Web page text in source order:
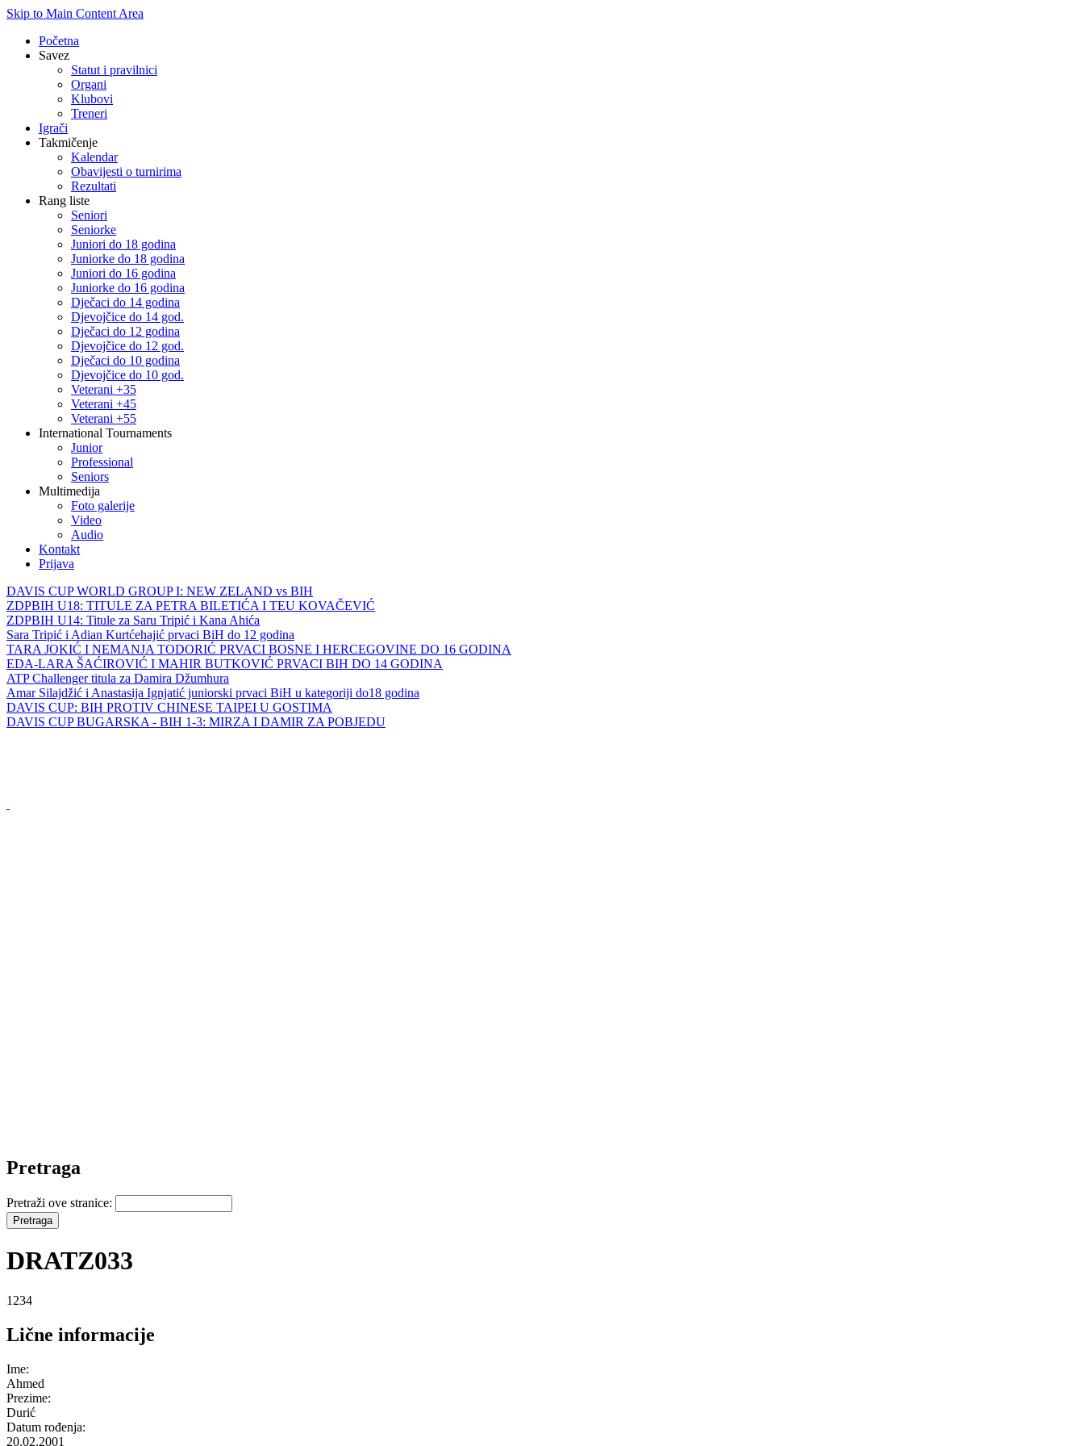
Skip to Main Content Area
Početna
Savez
Statut i pravilnici
Organi
Klubovi
Treneri
Igrači
Takmičenje
Kalendar
Obavijesti o turnirima
Rezultati
Rang liste
Seniori
Seniorke
Juniori do 18 godina
Juniorke do 18 godina
Juniori do 16 godina
Juniorke do 16 godina
Dječaci do 14 godina
Djevojčice do 14 god.
Dječaci do 12 godina
Djevojčice do 12 god.
Dječaci do 10 godina
Djevojčice do 10 god.
Veterani +35
Veterani +45
Veterani +55
International Tournaments
Junior
Professional
Seniors
Multimedija
Foto galerije
Video
Audio
Kontakt
Prijava
DAVIS CUP WORLD GROUP I: NEW ZELAND vs BIH
ZDPBIH U18: TITULE ZA PETRA BILETIĆA I TEU KOVAČEVIĆ
ZDPBIH U14: Titule za Saru Tripić i Kana Ahića
Sara Tripić i Adian Kurtćehajić prvaci BiH do 12 godina
TARA JOKIĆ I NEMANJA TODORIĆ PRVACI BOSNE I HERCEGOVINE DO 16 GODINA
EDA-LARA ŠAĆIROVIĆ I MAHIR BUTKOVIĆ PRVACI BIH DO 14 GODINA
ATP Challenger titula za Damira Džumhura
Amar Silajdžić i Anastasija Ignjatić juniorski prvaci BiH u kategoriji do18 godina
DAVIS CUP: BIH PROTIV CHINESE TAIPEI U GOSTIMA
DAVIS CUP BUGARSKA - BIH 1-3: MIRZA I DAMIR ZA POBJEDU
Pretraga
Pretraži ove stranice:
DRATZ033
1234
Lične informacije
Ime:
Ahmed
Prezime:
Durić
Datum rođenja:
20.02.2001